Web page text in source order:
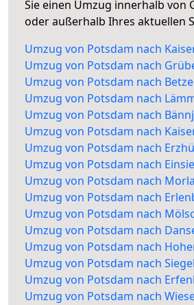
Sie einen Umzug innerhalb von
oder außerhalb Ihres aktuellen
Umzug von Potsdam nach
Umzug von Potsdam nach
Umzug von Potsdam nach
Umzug von Potsdam nach
Umzug von Potsdam nach
Umzug von Potsdam nach
Umzug von Potsdam nach
Umzug von Potsdam nach
Umzug von Potsdam nach
Umzug von Potsdam nach
Umzug von Potsdam nach
Umzug von Potsdam nach
Umzug von Potsdam nach
Umzug von Potsdam nach
Umzug von Potsdam nach
Umzug von Potsdam nach